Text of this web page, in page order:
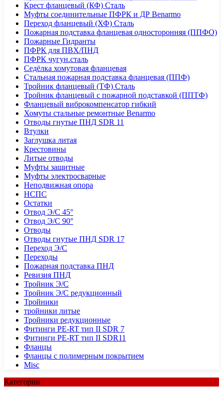
Крест фланцевый (КФ) Сталь
Муфты соединительные ПФРК и ДР Benarmo
Переход фланцевый (ХФ) Сталь
Пожарная подставка фланцевая односторонняя (ППФО)
Пожарные Гидранты
ПФРК для ПВХ/ПНД
ПФРК чугун.сталь
Седёлка хомутовая фланцевая
Стальная пожарная подставка фланцевая (ППФ)
Тройник фланцевый (ТФ) Сталь
Тройник фланцевый с пожарной подставкой (ППТФ)
Фланцевый виброкомпенсатор гибкий
Хомуты стальные ремонтные Benarmo
Отводы гнутые ПНД SDR 11
Втулки
Заглушка литая
Крестовины
Литые отводы
Муфты защитные
Муфты электросварные
Неподвижная опора
НСПС
Остатки
Отвод Э/С 45°
Отвод Э/С 90°
Отводы
Отводы гнутые ПНД SDR 17
Переход Э/С
Переходы
Пожарная подставка ПНД
Ревизия ПНД
Тройник Э/С
Тройник Э/С редукционный
Тройники
тройники литые
Тройники редукционные
Фитинги PE-RT тип II SDR 7
Фитинги PE-RT тип II SDR11
Фланцы
Фланцы с полимерным покрытием
Misc
Категории